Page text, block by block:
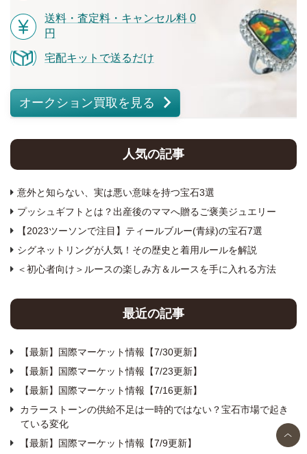
送料・査定料・キャンセル料 0
円
宅配キットで送るだけ
オークション買取を見る
人気の記事
意外と知らない、実は悪い意味を持つ宝石3選
プッシュギフトとは？出産後のママへ贈るご褒美ジュエリー
【2023ツーソンで注目】ティールブルー(青緑)の宝石7選
シグネットリングが人気！その歴史と着用ルールを解説
＜初心者向け＞ルースの楽しみ方＆ルースを手に入れる方法
最近の記事
【最新】国際マーケット情報【7/30更新】
【最新】国際マーケット情報【7/23更新】
【最新】国際マーケット情報【7/16更新】
カラーストーンの供給不足は一時的ではない？宝石市場で起き
ている変化
【最新】国際マーケット情報【7/9更新】